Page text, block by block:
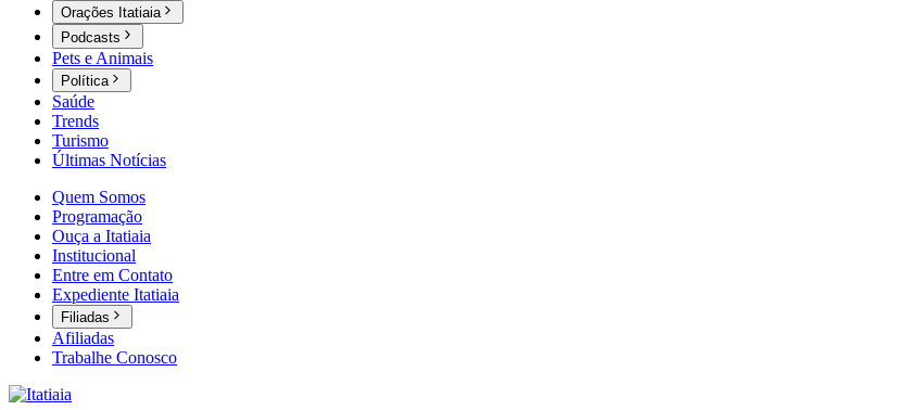
Orações Itatiaia
Podcasts
Pets e Animais
Política
Saúde
Trends
Turismo
Últimas Notícias
Quem Somos
Programação
Ouça a Itatiaia
Institucional
Entre em Contato
Expediente Itatiaia
Filiadas
Afiliadas
Trabalhe Conosco